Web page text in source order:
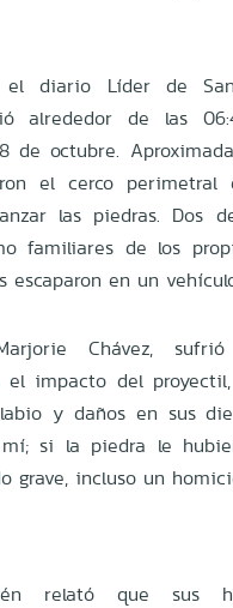
el diario Líder de
alrededor de las
de octubre.
el cerco
las piedras. Dos
familiares de los
escaparon en un
Chávez,
el impacto del
y daños en sus
si la piedra le
grave, incluso un
relató que sus